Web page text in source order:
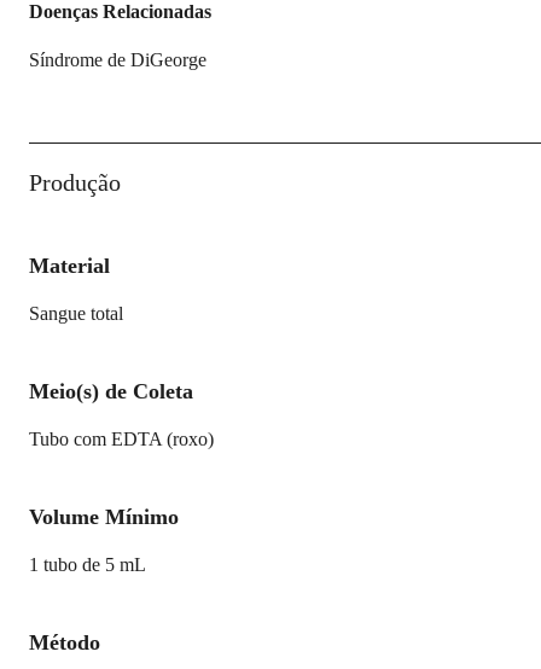
Doenças Relacionadas
Síndrome de DiGeorge
Produção
Material
Sangue total
Meio(s) de Coleta
Tubo com EDTA (roxo)
Volume Mínimo
1 tubo de 5 mL
Método